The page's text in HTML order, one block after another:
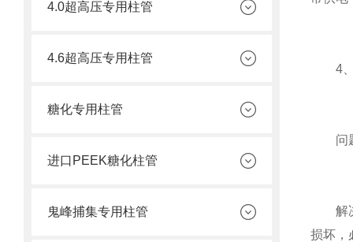
4.0超高压专用柱管
4.6超高压专用柱管
糖化专用柱管
进口PEEK糖化柱管
鬼峰捕集专用柱管
4、
问题
解决
损坏，